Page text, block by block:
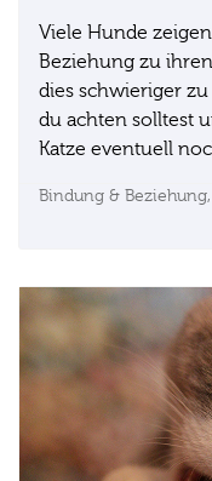
Viele Hunde
Beziehung zu
dies schwieriger
du achten solltest
Katze eventuell
Bindung & Beziehung,